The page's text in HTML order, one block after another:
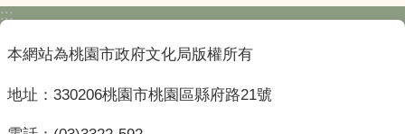
:::
本網站為桃園市政府文化局版權所有
地址：330206桃園市桃園區縣府路21號